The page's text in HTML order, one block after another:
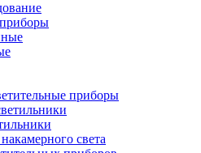
приборы
света